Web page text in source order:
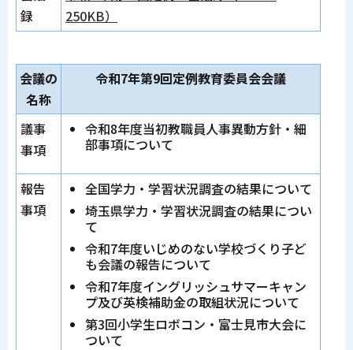
録
250KB）
会議の
名称
令和7年第9回定例教育委員会会議
議事
事項
令和8年度当初教職員人事異動方針・細
部事項について
報告
事項
全国学力・学習状況調査の結果について
埼玉県学力・学習状況調査の結果につい
て
令和7年度いじめのない学校づくり子ど
も会議の報告について
令和7年度イングリッシュサマーキャン
プ及び英検補助金の取組状況について
第3回小学生ロボコン・富士見市大会に
ついて